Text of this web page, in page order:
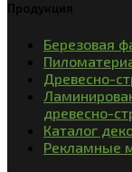
Продукция
Березовая
Древесно-
древесно-
Каталог
Рекламные